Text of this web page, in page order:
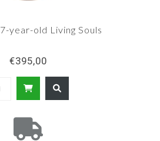
year-old Living Souls
€395,00